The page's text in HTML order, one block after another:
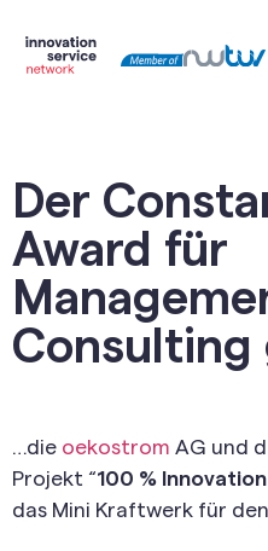
Der
Award für
Consulting
…die oekostrom AG und
Projekt “100 %
das Mini Kraftwerk für den